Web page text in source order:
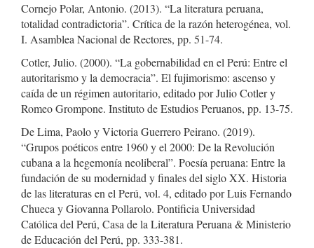
Cornejo Polar, Antonio. (2013). “La literatura peruana,
totalidad contradictoria”. Crítica de la razón heterogénea, vol.
I. Asamblea Nacional de Rectores, pp. 51-74.
Cotler, Julio. (2000). “La gobernabilidad en el Perú: Entre el
autoritarismo y la democracia”. El fujimorismo: ascenso y
caída de un régimen autoritario, editado por Julio Cotler y
Romeo Grompone. Instituto de Estudios Peruanos, pp. 13-75.
De Lima, Paolo y Victoria Guerrero Peirano. (2019).
“Grupos poéticos entre 1960 y el 2000: De la Revolución
cubana a la hegemonía neoliberal”. Poesía peruana: Entre la
fundación de su modernidad y finales del siglo XX. Historia
de las literaturas en el Perú, vol. 4, editado por Luis Fernando
Chueca y Giovanna Pollarolo. Pontificia Universidad
Católica del Perú, Casa de la Literatura Peruana & Ministerio
de Educación del Perú, pp. 333-381.